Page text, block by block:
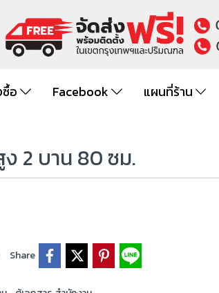
อ Facebook แผนที่ร้าน
ง 2 บาน 80 ซม.
Share